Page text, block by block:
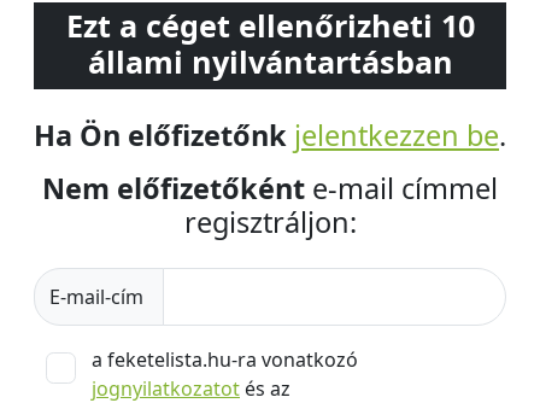
Ezt a céget ellenőrizheti 10
állami nyilvántartásban
Ha Ön előfizetőnk jelentkezzen be.
Nem előfizetőként e-mail címmel
regisztráljon:
E-mail-cím
a feketelista.hu-ra vonatkozó
jognyilatkozatot és az